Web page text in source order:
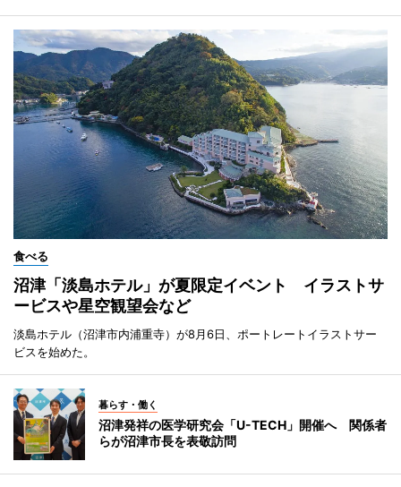
食べる
沼津「淡島ホテル」が夏限定イベント イラストサ
ービスや星空観望会など
淡島ホテル（沼津市内浦重寺）が8月6日、ポートレートイラストサー
ビスを始めた。
暮らす・働く
沼津発祥の医学研究会「U-TECH」開催へ 関係者
らが沼津市長を表敬訪問